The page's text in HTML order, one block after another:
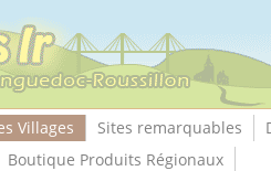
Villages Sites remarquables
Boutique Produits Régionaux